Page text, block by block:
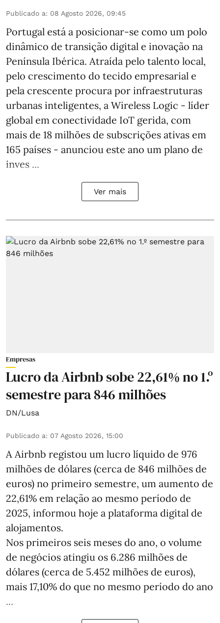
Publicado a: 08 Agosto 2026, 09:45
Portugal está a posicionar-se como um polo
dinâmico de transição digital e inovação na
Península Ibérica. Atraída pelo talento local,
pelo crescimento do tecido empresarial e
pela crescente procura por infraestruturas
urbanas inteligentes, a Wireless Logic - líder
global em conectividade IoT gerida, com
mais de 18 milhões de subscrições ativas em
165 países - anunciou este ano um plano de
inves ...
Ver mais
Empresas
Lucro da Airbnb sobe 22,61% no 1.º
semestre para 846 milhões
DN/Lusa
Publicado a: 07 Agosto 2026, 15:00
A Airbnb registou um lucro líquido de 976
milhões de dólares (cerca de 846 milhões de
euros) no primeiro semestre, um aumento de
22,61% em relação ao mesmo período de
2025, informou hoje a plataforma digital de
alojamentos.
Nos primeiros seis meses do ano, o volume
de negócios atingiu os 6.286 milhões de
dólares (cerca de 5.452 milhões de euros),
mais 17,10% do que no mesmo período do ano
...